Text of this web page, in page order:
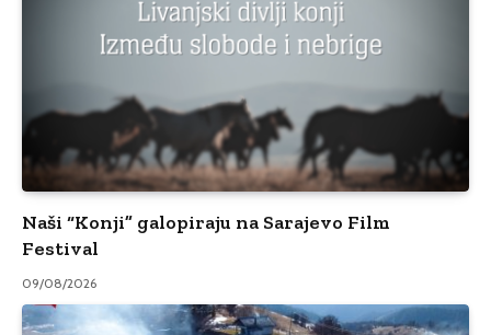
Naši “Konji” galopiraju na Sarajevo Film
Festival
09/08/2026